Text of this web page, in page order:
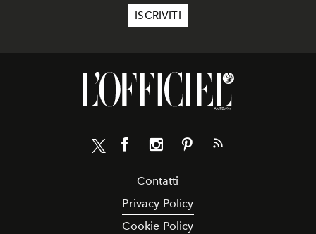
Contatti
Privacy Policy
Cookie Policy